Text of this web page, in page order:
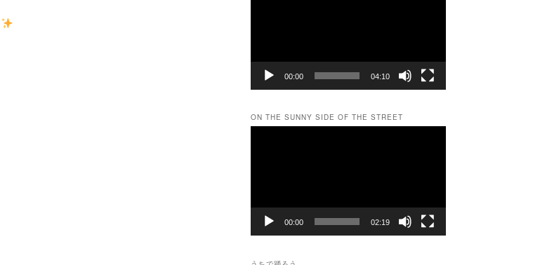
00:00 04:10
ON THE SUNNY SIDE OF THE STREET
00:00 02:19